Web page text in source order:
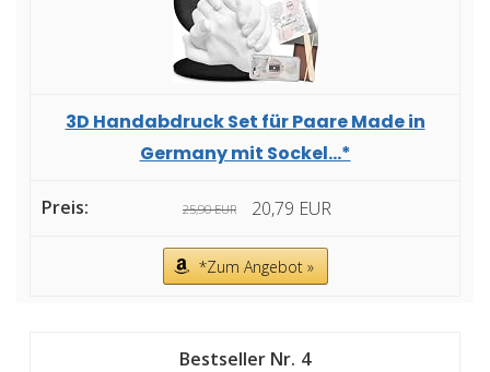
3D Handabdruck Set für Paare Made in
Germany mit Sockel...*
25,90 EUR 20,79 EUR
*Zum Angebot »
4